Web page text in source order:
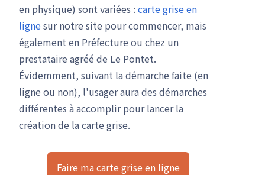
en physique) sont variées : carte grise en
lignesur notre site pour commencer, mais
également en Préfecture ou chez un
prestataire agréé de Le Pontet.
Évidemment, suivant la démarche faite (en
ligne ou non), l'usager aura des démarches
différentes à accomplir pour lancer la
création de la carte grise.
Faire ma carte grise en ligne